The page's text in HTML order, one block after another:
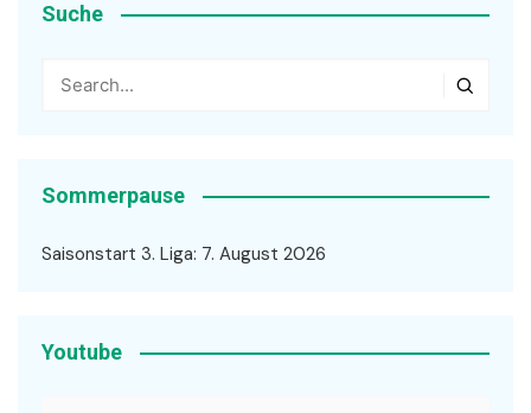
Suche
Sommerpause
Saisonstart 3. Liga: 7. August 2026
Youtube